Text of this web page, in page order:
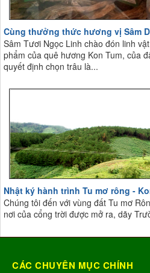
Cùng thưởng thức hương vị Sâm
Sâm Tươi Ngọc Linh chào đón linh
phẩm của quê hương Kon Tum, của
quyết định chọn trâu là...
Nhật ký hành trình Tu mơ rông -
Chúng tôi đến với vùng đất Tu mơ
nơi của cổng trời được mở ra, dãy
CÁC CHUYÊN MỤC CHÍNH